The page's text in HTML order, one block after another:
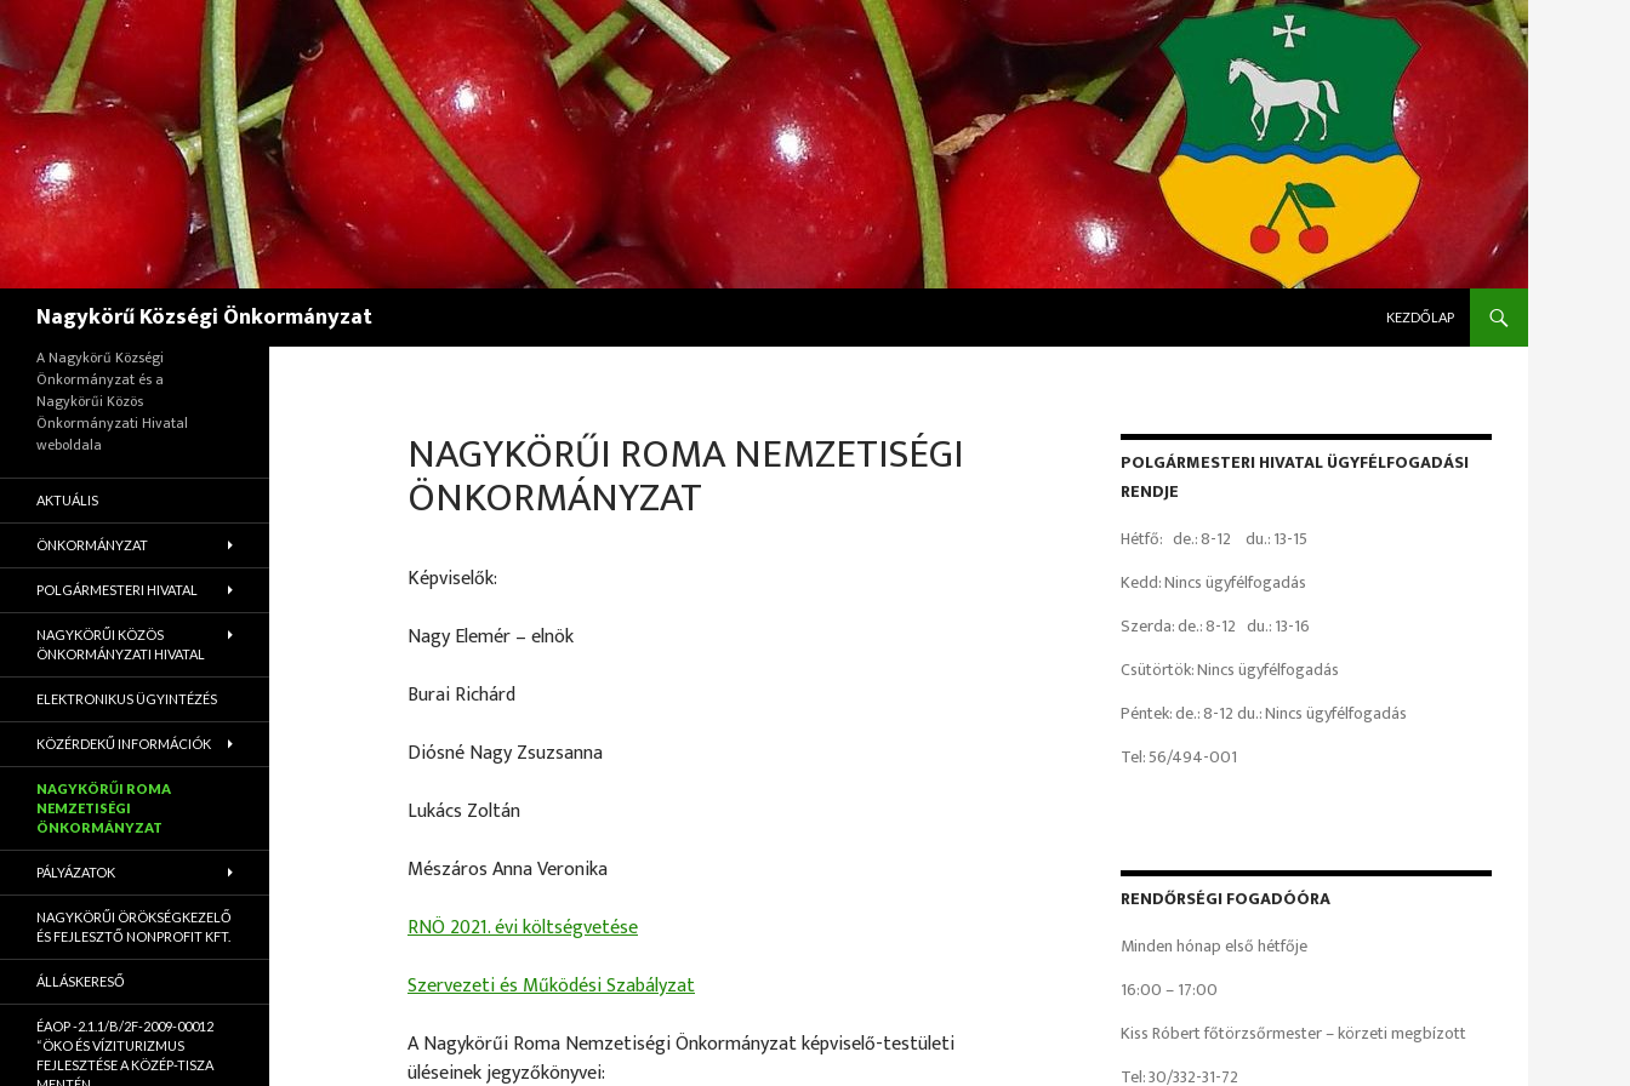
Nagykörű Községi Önkormányzat
KEZDŐLAP
NAGYKÖRŰI ROMA NEMZETISÉGI
ÖNKORMÁNYZAT
Képviselők:
Nagy Elemér – elnök
Burai Richárd
Diósné Nagy Zsuzsanna
Lukács Zoltán
Mészáros Anna Veronika
RNÖ 2021. évi költségvetése
Szervezeti és Működési Szabályzat
A Nagykörűi Roma Nemzetiségi Önkormányzat képviselő-testületi
üléseinek jegyzőkönyvei:
POLGÁRMESTERI HIVATAL ÜGYFÉLFOGADÁSI
RENDJE
Hétfő: de.: 8-12 du.: 13-15
Kedd: Nincs ügyfélfogadás
Szerda: de.: 8-12 du.: 13-16
Csütörtök: Nincs ügyfélfogadás
Péntek: de.: 8-12 du.: Nincs ügyfélfogadás
Tel: 56/494-001
RENDŐRSÉGI FOGADÓÓRA
Minden hónap első hétfője
16:00 – 17:00
Kiss Róbert főtörzsőrmester – körzeti megbízott
Tel: 30/332-31-72
A Nagykörű Községi
Önkormányzat és a
Nagykörűi Közös
Önkormányzati Hivatal
weboldala
AKTUÁLIS
ÖNKORMÁNYZAT
POLGÁRMESTERI HIVATAL
NAGYKÖRŰI KÖZÖS
ÖNKORMÁNYZATI HIVATAL
ELEKTRONIKUS ÜGYINTÉZÉS
KÖZÉRDEKŰ INFORMÁCIÓK
NAGYKÖRŰI ROMA
NEMZETISÉGI
ÖNKORMÁNYZAT
PÁLYÁZATOK
NAGYKÖRŰI ÖRÖKSÉGKEZELŐ
ÉS FEJLESZTŐ NONPROFIT KFT.
ÁLLÁSKERESŐ
ÉAOP -2.1.1/B/2F-2009-00012
“ÖKO ÉS VÍZITURIZMUS
FEJLESZTÉSE A KÖZÉP-TISZA